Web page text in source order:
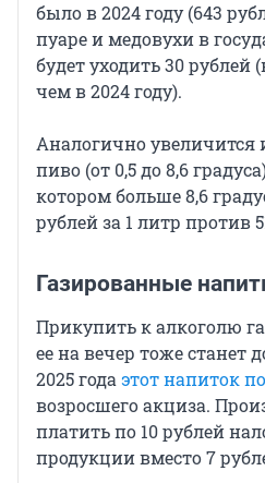
было в 2024 году (643
пуаре и медовухи в
будет уходить 30 рублей
чем в 2024 году).
Аналогично увеличится
пиво (от 0,5 до 8,6
котором больше 8,6
рублей за 1 литр против
Газированные
Прикупить к алкоголю
ее на вечер тоже станет
2025 годаэтот напиток
возросшего акциза.
платить по 10 рублей
продукции вместо 7